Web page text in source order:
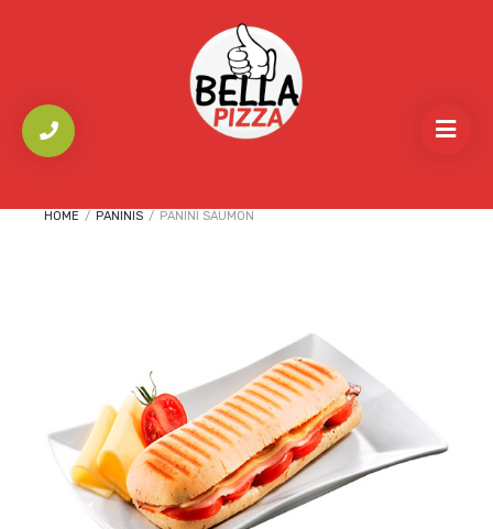
HOME / PANINIS / PANINI SAUMON